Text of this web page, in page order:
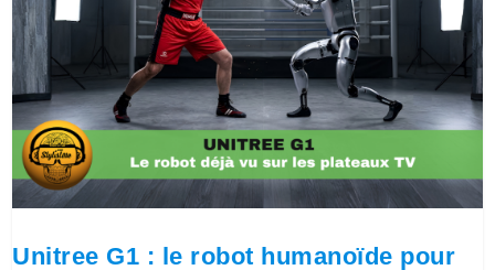
Unitree G1 : le robot humanoïde pour